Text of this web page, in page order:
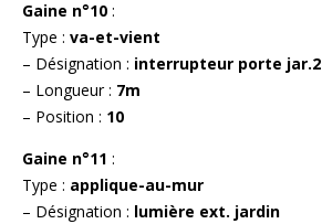
Gaine n°10 :
Type : va-et-vient
– Désignation : interrupteur porte jar.2
– Longueur : 7m
– Position : 10
Gaine n°11 :
Type : applique-au-mur
– Désignation : lumière ext. jardin